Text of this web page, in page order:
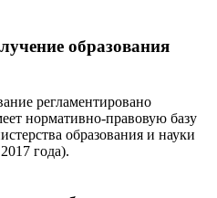
образования
регламентировано
нормативно-правовую базу
образования и науки
года).